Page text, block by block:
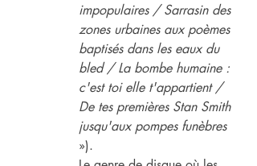
impopulaires / Sarrasin des
zones urbaines aux poèmes
baptisés dans les eaux du
bled / La bombe humaine :
c'est toi elle t'appartient /
De tes premières Stan Smith
jusqu'aux pompes funèbres
»).